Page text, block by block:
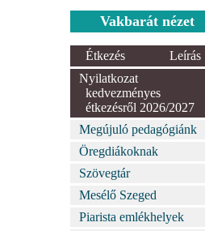
Vakbarát nézet
Étkezés
Leírás
Nyilatkozat
kedvezményes
étkezésről 2026/2027
Megújuló pedagógiánk
Öregdiákoknak
Szövegtár
Mesélő Szeged
Piarista emlékhelyek